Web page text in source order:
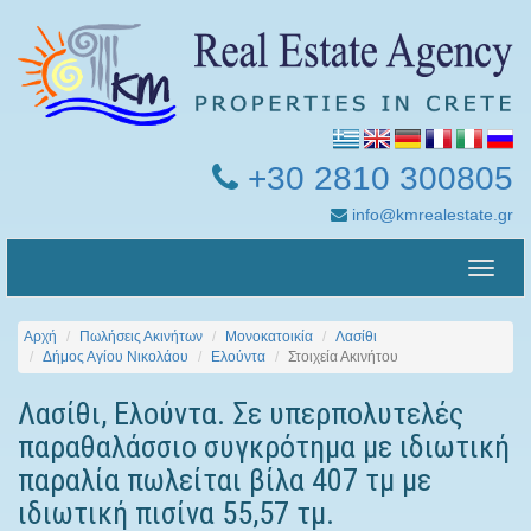
+30 2810 300805
info@kmrealestate.gr
Toggle
Αρχή Πωλήσεις Ακινήτων Μονοκατοικία
Λασίθι
Δήμος Αγίου Νικολάου
Ελούντα Στοιχεία Ακινήτου
Λασίθι, Ελούντα. Σε υπερπολυτελές
παραθαλάσσιο συγκρότημα με ιδιωτική
παραλία πωλείται βίλα 407 τμ με
ιδιωτική πισίνα 55,57 τμ.